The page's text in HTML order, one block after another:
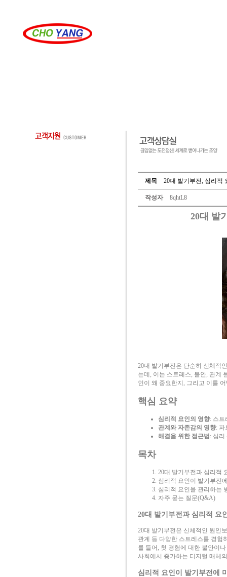
제목 20대 발기부전, 심리적
작성자 8qhtL8
20대 발
20대 발기부전은 단순히 신체적
는데, 이는 스트레스, 불안, 관계
인이 왜 중요한지, 그리고 이를
핵심 요약
심리적 요인의 영향: 스트
관계와 자존감의 영향: 파
해결을 위한 접근법: 심리
목차
20대 발기부전과 심리적
심리적 요인이 발기부전
심리적 요인을 관리하는
자주 묻는 질문(Q&A)
20대 발기부전과 심리적 요
20대 발기부전은 신체적인 원인
관계 등 다양한 스트레스를 경험
를 들어, 첫 경험에 대한 불안이
사회에서 증가하는 디지털 매체
심리적 요인이 발기부전에